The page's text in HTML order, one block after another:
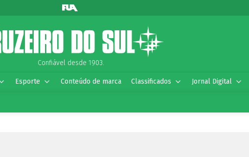
Confiável desde 1903.
Esporte Conteúdo de marca Classificados Jornal Digital